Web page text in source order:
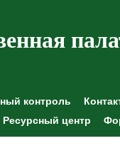
контроль
Ресурсный центр